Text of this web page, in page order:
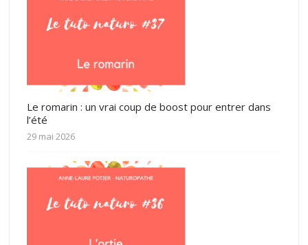
Le romarin : un vrai coup de boost pour entrer dans
l’été
29 mai 2026